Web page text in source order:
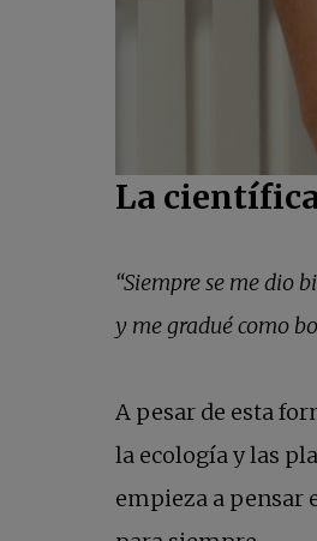
La
“Siempre se me dio
y me gradué como
A pesar de esta
la ecología y las
empieza a pensar